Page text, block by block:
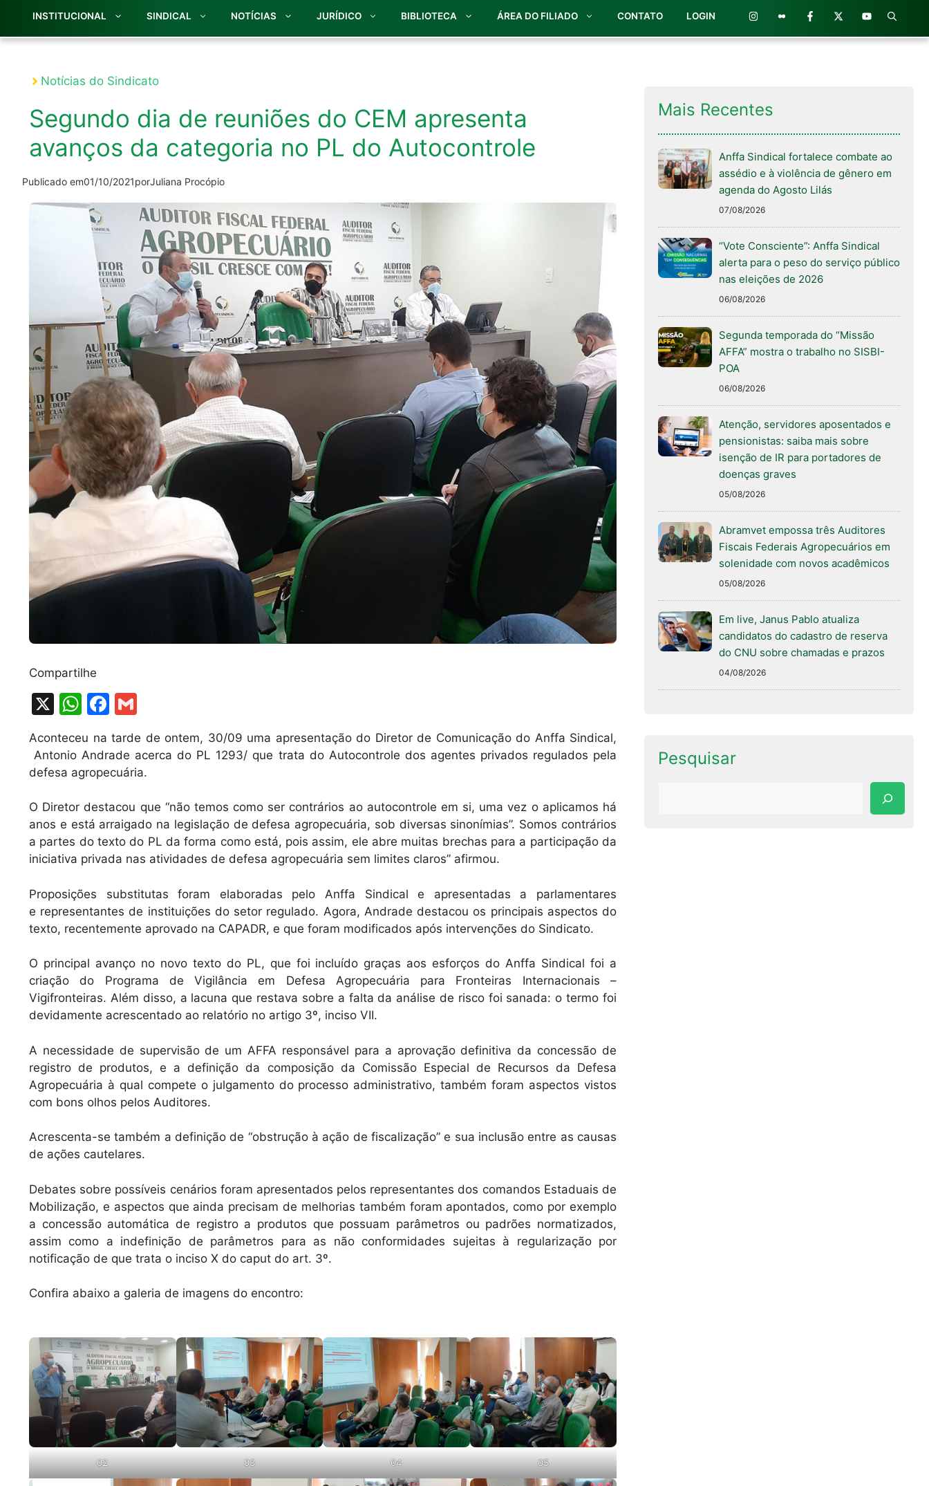
INSTITUCIONAL SINDICAL NOTÍCIAS JURÍDICO BIBLIOTECA ÁREA DO FILIADO CONTATO LOGIN
Notícias do Sindicato
Segundo dia de reuniões do CEM apresenta
avanços da categoria no PL do Autocontrole
Publicado em01/10/2021porJuliana Procópio
Compartilhe
X
W
at
s
p
p
F
c
e
o
o
k
m
ai
l
Aconteceu na tarde de ontem, 30/09 uma apresentação do Diretor de Comunicação do Anffa Sindical,
Antonio Andrade acerca do PL 1293/ que trata do Autocontrole dos agentes privados regulados pela
defesa agropecuária.
O Diretor destacou que “não temos como ser contrários ao autocontrole em si, uma vez o aplicamos há
anos e está arraigado na legislação de defesa agropecuária, sob diversas sinonímias”. Somos contrários
a partes do texto do PL da forma como está, pois assim, ele abre muitas brechas para a participação da
iniciativa privada nas atividades de defesa agropecuária sem limites claros” afirmou.
Proposições substitutas foram elaboradas pelo Anffa Sindical e apresentadas a parlamentares
e representantes de instituições do setor regulado. Agora, Andrade destacou os principais aspectos do
texto, recentemente aprovado na CAPADR, e que foram modificados após intervenções do Sindicato.
O principal avanço no novo texto do PL, que foi incluído graças aos esforços do Anffa Sindical foi a
criação do Programa de Vigilância em Defesa Agropecuária para Fronteiras Internacionais –
Vigifronteiras. Além disso, a lacuna que restava sobre a falta da análise de risco foi sanada: o termo foi
devidamente acrescentado ao relatório no artigo 3º, inciso VII.
A necessidade de supervisão de um AFFA responsável para a aprovação definitiva da concessão de
registro de produtos, e a definição da composição da Comissão Especial de Recursos da Defesa
Agropecuária à qual compete o julgamento do processo administrativo, também foram aspectos vistos
com bons olhos pelos Auditores.
Acrescenta-se também a definição de “obstrução à ação de fiscalização” e sua inclusão entre as causas
de ações cautelares.
Debates sobre possíveis cenários foram apresentados pelos representantes dos comandos Estaduais de
Mobilização, e aspectos que ainda precisam de melhorias também foram apontados, como por exemplo
a concessão automática de registro a produtos que possuam parâmetros ou padrões normatizados,
assim como a indefinição de parâmetros para as não conformidades sujeitas à regularização por
notificação de que trata o inciso X do caput do art. 3º.
Confira abaixo a galeria de imagens do encontro:
02 03 04 05
Mais Recentes
Anffa Sindical fortalece combate ao
assédio e à violência de gênero em
agenda do Agosto Lilás
07/08/2026
“Vote Consciente”: Anffa Sindical
alerta para o peso do serviço público
nas eleições de 2026
06/08/2026
Segunda temporada do “Missão
AFFA” mostra o trabalho no SISBI-
POA
06/08/2026
Atenção, servidores aposentados e
pensionistas: saiba mais sobre
isenção de IR para portadores de
doenças graves
05/08/2026
Abramvet empossa três Auditores
Fiscais Federais Agropecuários em
solenidade com novos acadêmicos
05/08/2026
Em live, Janus Pablo atualiza
candidatos do cadastro de reserva
do CNU sobre chamadas e prazos
04/08/2026
Pesquisar